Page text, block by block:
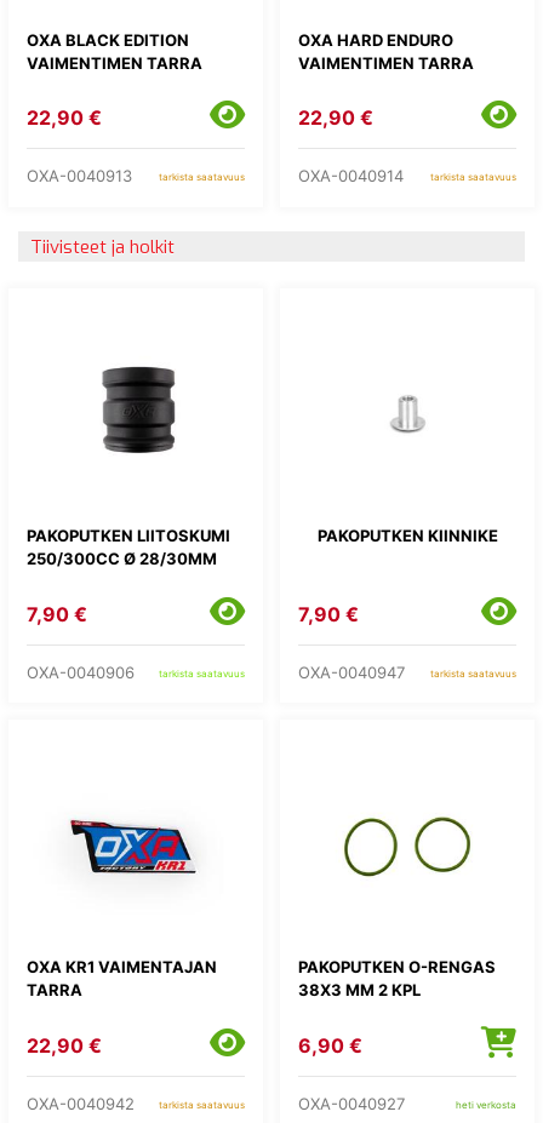
OXA BLACK EDITION
VAIMENTIMEN TARRA
22,90 €
OXA-0040913 tarkista saatavuus
OXA HARD ENDURO
VAIMENTIMEN TARRA
22,90 €
OXA-0040914 tarkista saatavuus
Tiivisteet ja holkit
PAKOPUTKEN LIITOSKUMI
250/300CC Ø 28/30MM
7,90 €
OXA-0040906 tarkista saatavuus
PAKOPUTKEN KIINNIKE
7,90 €
OXA-0040947 tarkista saatavuus
OXA KR1 VAIMENTAJAN
TARRA
22,90 €
OXA-0040942 tarkista saatavuus
PAKOPUTKEN O-RENGAS
38X3 MM 2 KPL
6,90 €
OXA-0040927 heti verkosta